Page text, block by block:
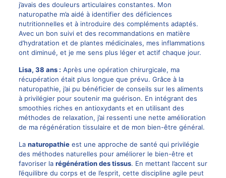
j’avais des douleurs articulaires constantes. Mon
naturopathe m’a aidé à identifier des déficiences
nutritionnelles et à introduire des compléments adaptés.
Avec un bon suivi et des recommandations en matière
d’hydratation et de plantes médicinales, mes inflammations
ont diminué, et je me sens plus léger et actif chaque jour.
Lisa, 38 ans : Après une opération chirurgicale, ma
récupération était plus longue que prévu. Grâce à la
naturopathie, j’ai pu bénéficier de conseils sur les aliments
à privilégier pour soutenir ma guérison. En intégrant des
smoothies riches en antioxydants et en utilisant des
méthodes de relaxation, j’ai ressenti une nette amélioration
de ma régénération tissulaire et de mon bien-être général.
La naturopathieest une approche de santé qui privilégie
des méthodes naturelles pour améliorer le bien-être et
favoriser la régénération des tissus. En mettant l’accent sur
l’équilibre du corps et de l’esprit, cette discipline agile peut